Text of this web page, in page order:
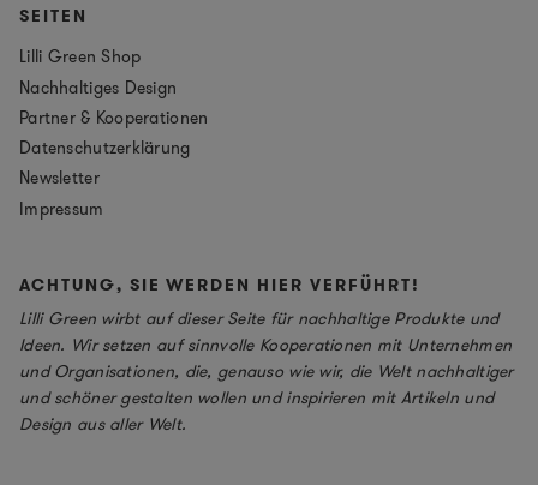
SEITEN
Lilli Green Shop
Nachhaltiges Design
Partner & Kooperationen
Datenschutzerklärung
Newsletter
Impressum
ACHTUNG, SIE WERDEN HIER VERFÜHRT!
Lilli Green wirbt auf dieser Seite für nachhaltige Produkte und
Ideen. Wir setzen auf sinnvolle Kooperationen mit Unternehmen
und Organisationen, die, genauso wie wir, die Welt nachhaltiger
und schöner gestalten wollen und inspirieren mit Artikeln und
Design aus aller Welt.